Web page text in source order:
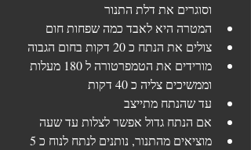
וסוגרים את דלת התנור
המטרה היא לאבד כמה שפחות חום
צולים את הנתח כ 20 דקות בחום הגבוה
מורידים את הטמפרטורה ל 180 מעלות
וממשיכים צליה כ 40 דקות
עד שהנתח מתייצב
אם הנתח גדול אפשר לצלות עד שעה